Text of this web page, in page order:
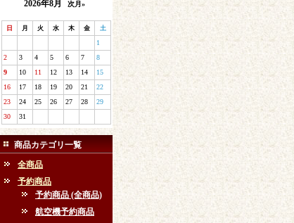
2026年8月 次月»
日 月 火 水 木 金 土
1
2
3 4 5 6 7
8
9
10 11 12 13 14
15
16
17 18 19 20 21
22
23
24 25 26 27 28
29
30
31
商品カテゴリ一覧
全商品
予約商品
予約商品 (全商品)
航空機予約商品